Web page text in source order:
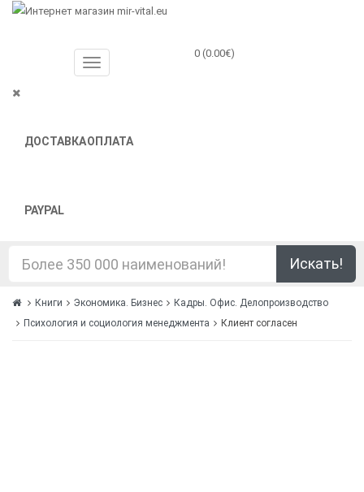
ДОСТАВКАОПЛАТА
PAYPAL
0 (0.00€)
Искать!
Книги Экономика. Бизнес
Кадры. Офис. Делопроизводство
Психология и социология менеджмента
Клиент согласен